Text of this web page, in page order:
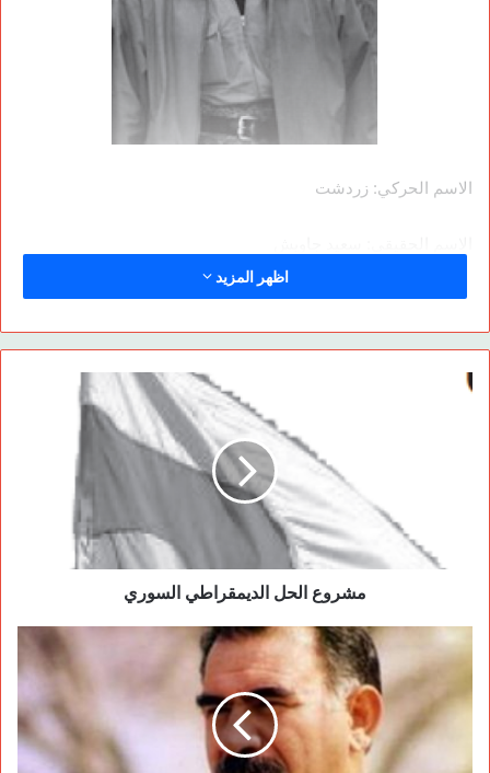
الاسم الحركي: زردشت
تاريخ الانضمام: 1995
تاريخ الاستشهاد:
ولد الرفيق زردشت )سعيد( في قرية قره جوخ )بروج( الكردية
الكوجرية النائية والمحاطة بالسهول والتلال والأحجار البازلتية وبقايا
يسمى بالعصر النيوليتي. لم يذهب سعيد إلى المدينة القريبة ديريكا
حمكو والشبيهة بقرية كبيرة أو قصدها إلا بعد أن أكمل دراسته
الابتدائية وأصبح عمره ثلاث عشرة سنة. ولكنه ذهب إلى السينما في
شركة البترول الوحيدة والقريبة من القرية حيث كان أبوه حارساً فيها
لعدة سنين، ولكنه عندما كان جالساً أمام الشاشة مع أخيه الأكبر منه
سنا فجأة ظهر على الشاشة حصان وكان ريغان كوبوي يركب عليه،
اظهر المزيد
مشروع الحل الديمقراطي السوري